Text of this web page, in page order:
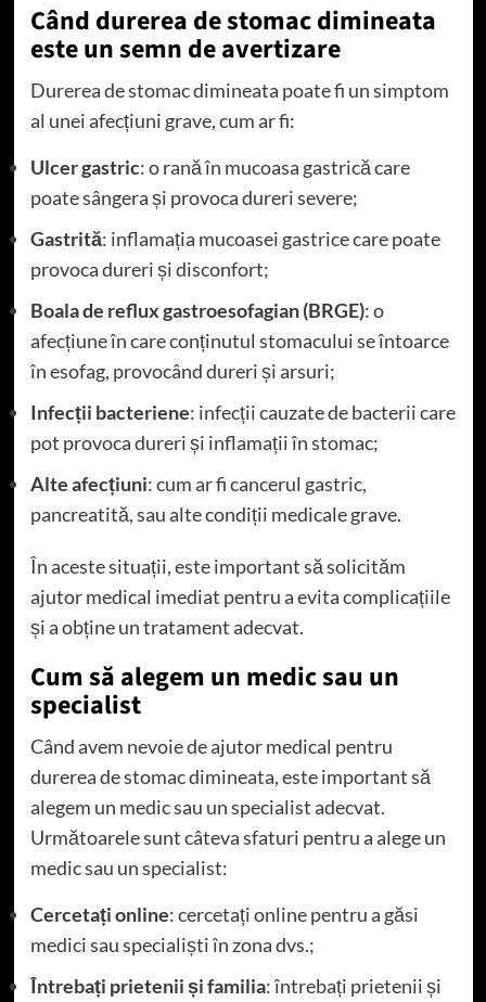
Când durerea de stomac dimineata
este un semn de avertizare
Durerea de stomac dimineata poate fi un simptom
al unei afecțiuni grave, cum ar fi:
Ulcer gastric: o rană în mucoasa gastrică care
poate sângera și provoca dureri severe;
Gastrită: inflamația mucoasei gastrice care poate
provoca dureri și disconfort;
Boala de reflux gastroesofagian (BRGE): o
afecțiune în care conținutul stomacului se întoarce
în esofag, provocând dureri și arsuri;
Infecții bacteriene: infecții cauzate de bacterii care
pot provoca dureri și inflamații în stomac;
Alte afecțiuni: cum ar fi cancerul gastric,
pancreatită, sau alte condiții medicale grave.
În aceste situații, este important să solicităm
ajutor medical imediat pentru a evita complicațiile
și a obține un tratament adecvat.
Cum să alegem un medic sau un
specialist
Când avem nevoie de ajutor medical pentru
durerea de stomac dimineata, este important să
alegem un medic sau un specialist adecvat.
Următoarele sunt câteva sfaturi pentru a alege un
medic sau un specialist:
Cercetați online: cercetați online pentru a găsi
medici sau specialiști în zona dvs.;
Întrebați prietenii și familia: întrebați prietenii și